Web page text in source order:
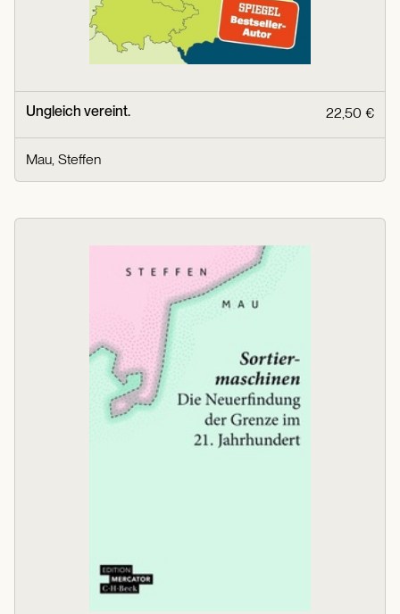
Ungleich vereint. 22,50 €
Mau, Steffen